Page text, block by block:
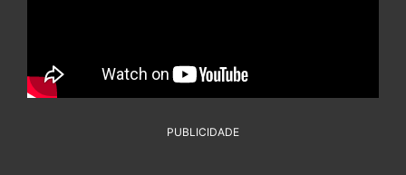
PUBLICIDADE